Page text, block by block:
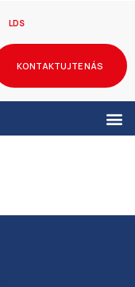
LDS
KONTAKTUJTE NÁS